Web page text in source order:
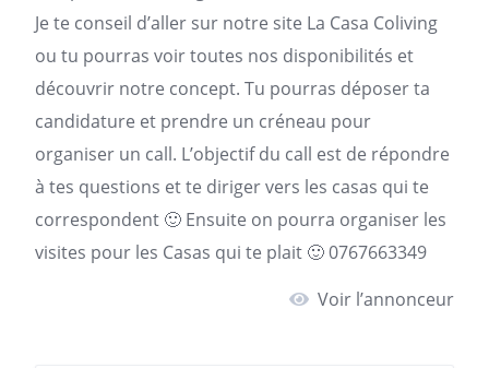
Je te conseil d’aller sur notre site La Casa Coliving
ou tu pourras voir toutes nos disponibilités et
découvrir notre concept. Tu pourras déposer ta
candidature et prendre un créneau pour
organiser un call. L’objectif du call est de répondre
à tes questions et te diriger vers les casas qui te
correspondent 🙂 Ensuite on pourra organiser les
visites pour les Casas qui te plait 🙂 0767663349
Voir l’annonceur